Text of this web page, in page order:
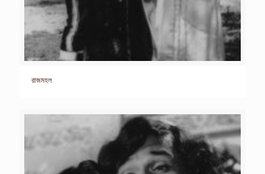
রাজমহল